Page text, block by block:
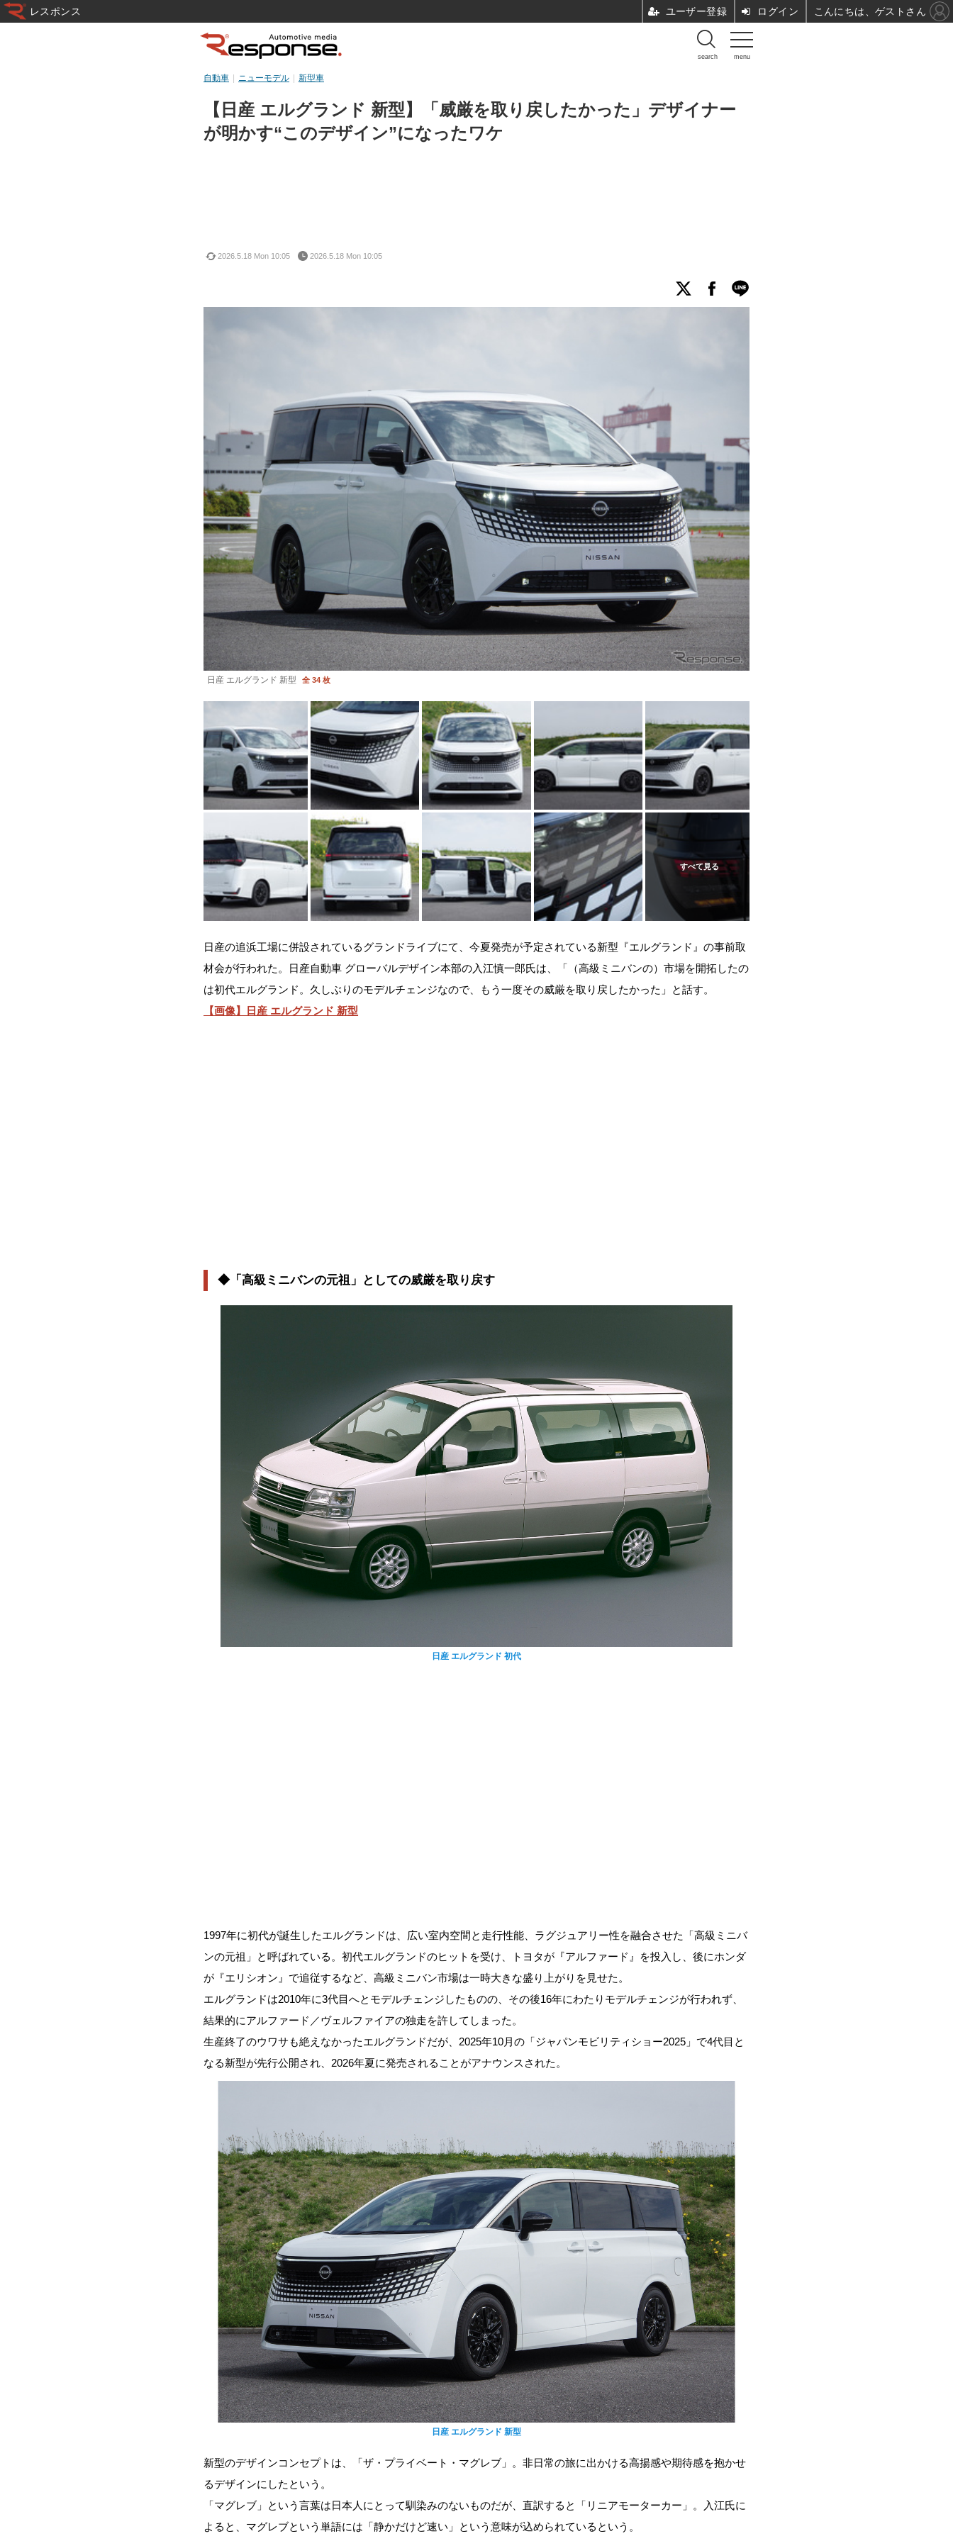
menu
search
【日産 エルグランド 新型】「威厳を取り戻したかった」デザイナー
が明かす“このデザイン”になったワケ
自動車 ニューモデル 新型車
2026.5.18 Mon 10:05 2026.5.18 Mon 10:05
日産 エルグランド 新型 全 34 枚
日産の追浜工場に併設されているグランドライブにて、今夏発売が予定されている新型『エルグランド』の事前取
材会が行われた。日産自動車 グローバルデザイン本部の入江慎一郎氏は、「（高級ミニバンの）市場を開拓したの
は初代エルグランド。久しぶりのモデルチェンジなので、もう一度その威厳を取り戻したかった」と話す。
【画像】日産 エルグランド 新型
◆「高級ミニバンの元祖」としての威厳を取り戻す
日産 エルグランド 初代
1997年に初代が誕生したエルグランドは、広い室内空間と走行性能、ラグジュアリー性を融合させた「高級ミニバ
ンの元祖」と呼ばれている。初代エルグランドのヒットを受け、トヨタが『アルファード』を投入し、後にホンダ
が『エリシオン』で追従するなど、高級ミニバン市場は一時大きな盛り上がりを見せた。
エルグランドは2010年に3代目へとモデルチェンジしたものの、その後16年にわたりモデルチェンジが行われず、
結果的にアルファード／ヴェルファイアの独走を許してしまった。
生産終了のウワサも絶えなかったエルグランドだが、2025年10月の「ジャパンモビリティショー2025」で4代目と
なる新型が先行公開され、2026年夏に発売されることがアナウンスされた。
日産 エルグランド 新型
新型のデザインコンセプトは、「ザ・プライベート・マグレブ」。非日常の旅に出かける高揚感や期待感を抱かせ
るデザインにしたという。
「マグレブ」という言葉は日本人にとって馴染みのないものだが、直訳すると「リニアモーターカー」。入江氏に
よると、マグレブという単語には「静かだけど速い」という意味が込められているという。
レスポンス ユーザー登録 ログイン こんにちは、ゲストさん